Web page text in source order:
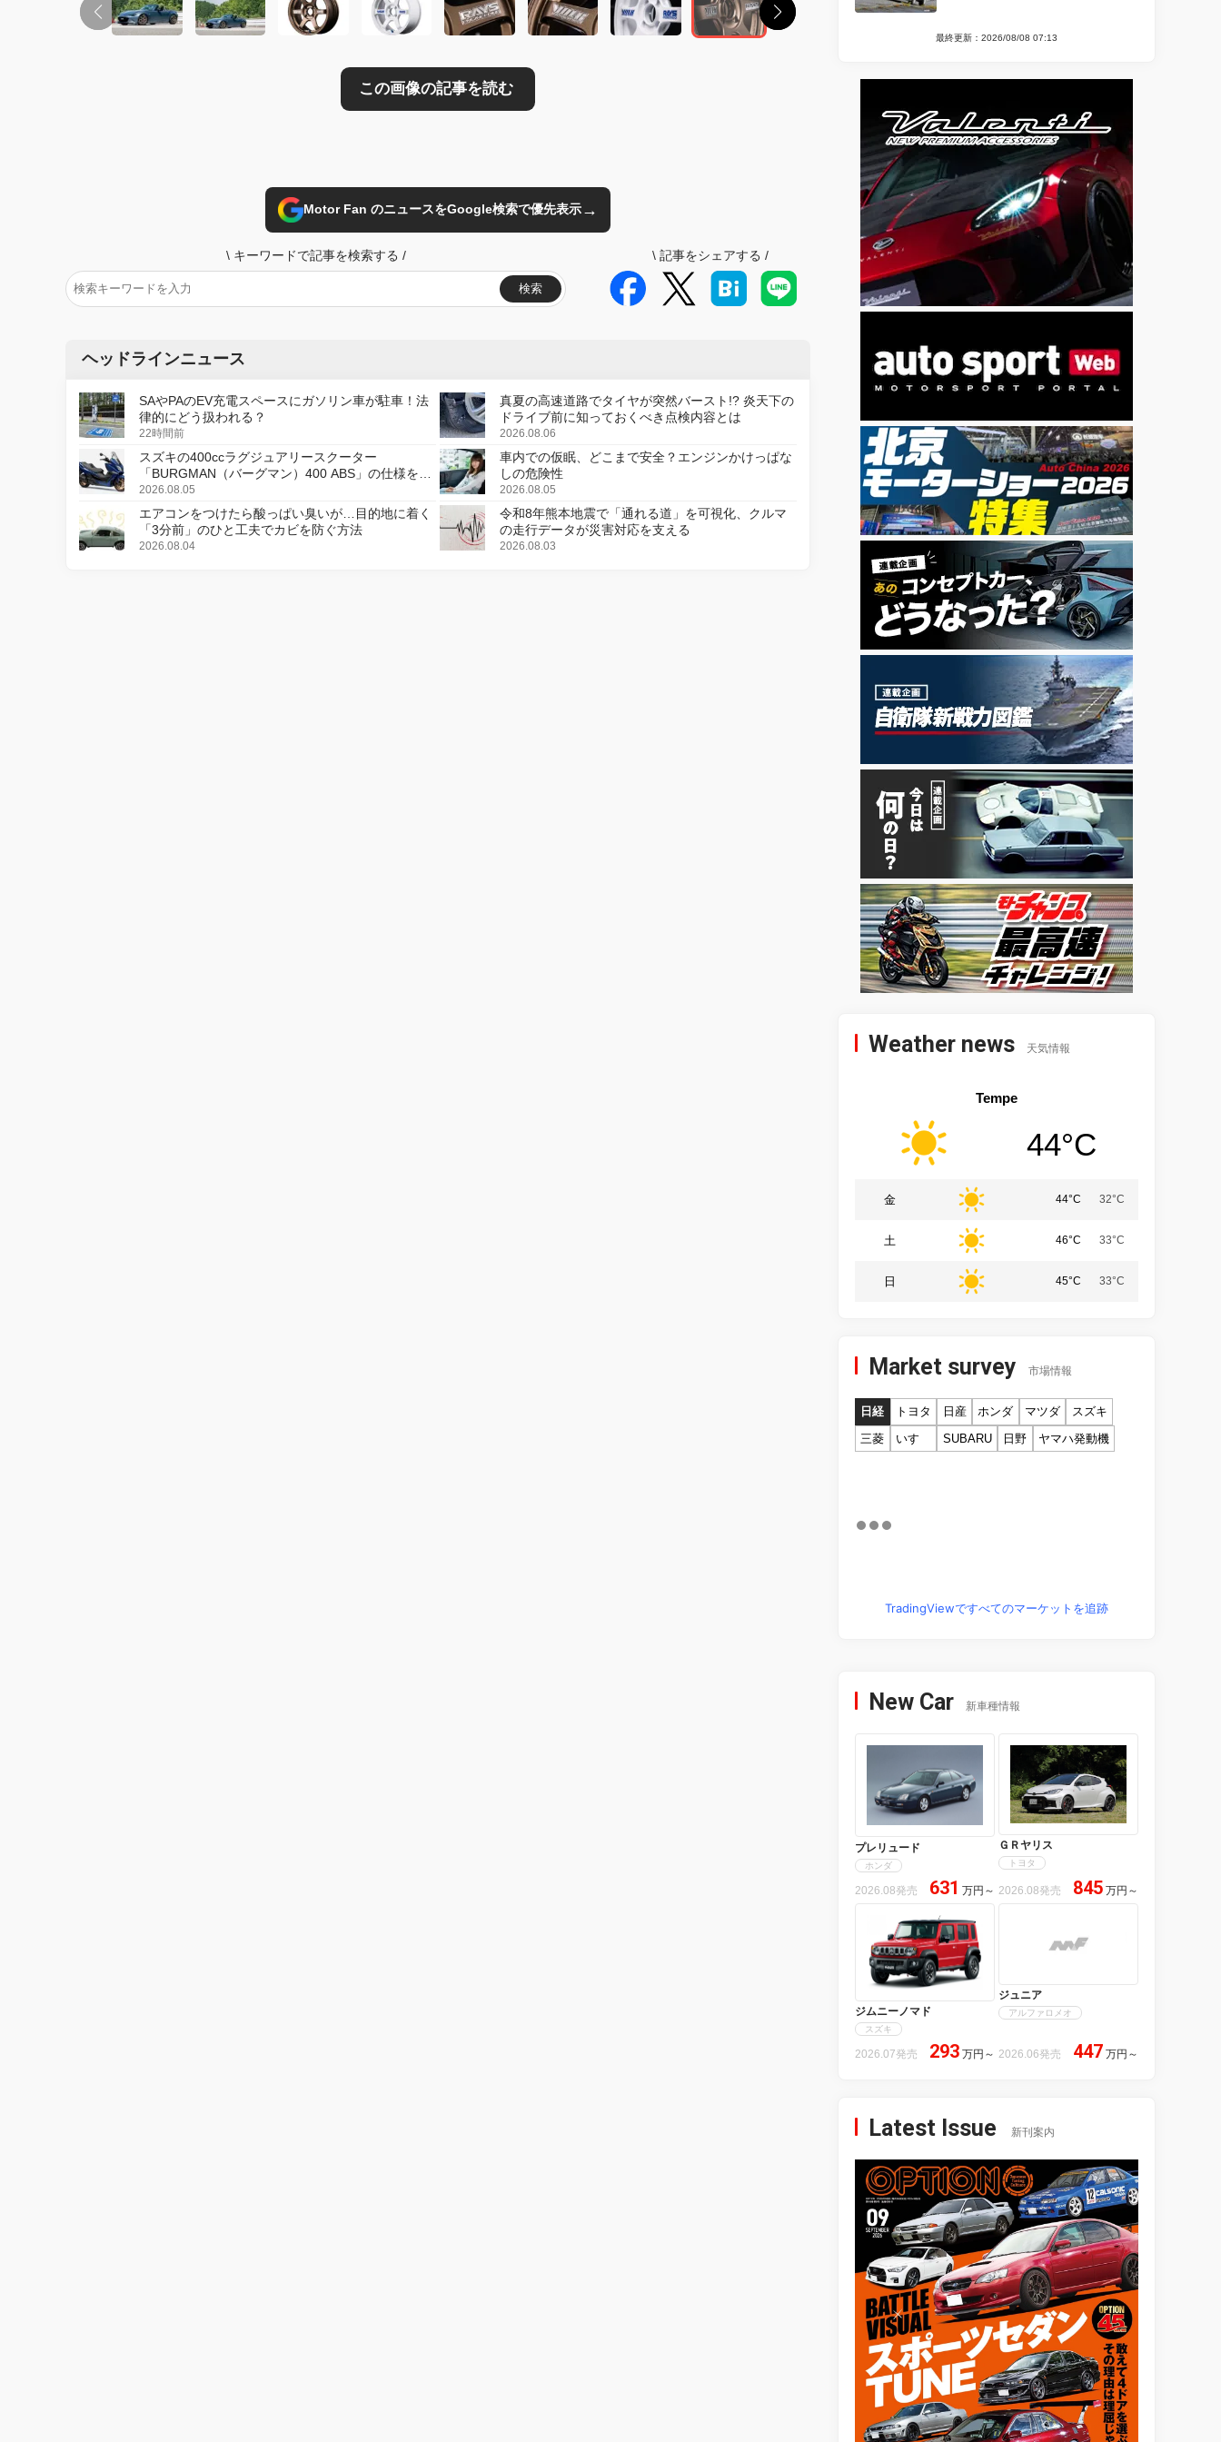
Motor Fan のニュースをGoogle検索で優先表示→
\ キーワードで記事を検索する /
検索
\ 記事をシェアする /
ヘッドラインニュース
SAやPAのEV充電スペースにガソリン車が駐車！法
律的にどう扱われる？
22時間前
真夏の高速道路でタイヤが突然バースト!? 炎天下の
ドライブ前に知っておくべき点検内容とは
2026.08.06
スズキの400ccラグジュアリースクーター
「BURGMAN（バーグマン）400 ABS」の仕様を変
更し、8月18日に発売
2026.08.05
車内での仮眠、どこまで安全？エンジンかけっぱな
しの危険性
2026.08.05
エアコンをつけたら酸っぱい臭いが…目的地に着く
「3分前」のひと工夫でカビを防ぐ方法
2026.08.04
令和8年熊本地震で「通れる道」を可視化、クルマ
の走行データが災害対応を支える
2026.08.03
最終更新：2026/08/08 07:13
Weather news 天気情報
Tempe
44°C
金 44°C 32°C
土 46°C 33°C
日 45°C 33°C
Market survey 市場情報
日経 トヨタ 日産 ホンダ マツダ
スズキ
三菱
いすゞ SUBARU 日野 ヤマハ発動機
TradingViewですべてのマーケットを追跡
New Car 新車種情報
プレリュード
ホンダ
2026.08発売 631 万円 ～
ＧＲヤリス
トヨタ
2026.08発売 845 万円 ～
ジムニーノマド
スズキ
2026.07発売 293 万円 ～
ジュニア
アルファロメオ
2026.06発売 447 万円 ～
Latest Issue 新刊案内